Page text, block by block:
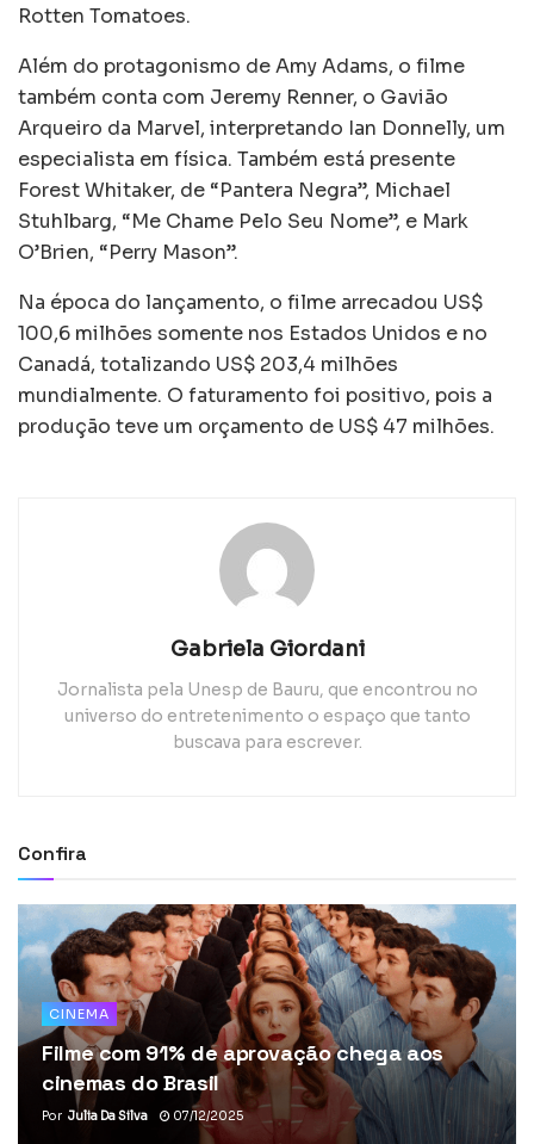
Rotten Tomatoes.
Além do protagonismo de Amy Adams, o filme
também conta com Jeremy Renner, o Gavião
Arqueiro da Marvel, interpretando Ian Donnelly, um
especialista em física. Também está presente
Forest Whitaker, de “Pantera Negra”, Michael
Stuhlbarg, “Me Chame Pelo Seu Nome”, e Mark
O’Brien, “Perry Mason”.
Na época do lançamento, o filme arrecadou US$
100,6 milhões somente nos Estados Unidos e no
Canadá, totalizando US$ 203,4 milhões
mundialmente. O faturamento foi positivo, pois a
produção teve um orçamento de US$ 47 milhões.
Gabriela Giordani
Jornalista pela Unesp de Bauru, que encontrou no
universo do entretenimento o espaço que tanto
buscava para escrever.
Confira
CINEMA
Filme com 91% de aprovação chega aos
cinemas do Brasil
Por Julia Da Silva 07/12/2025